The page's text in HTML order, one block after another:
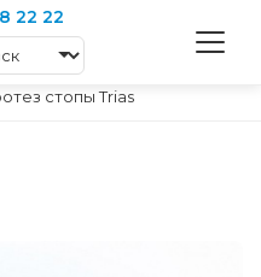
22 22
стопы Trias